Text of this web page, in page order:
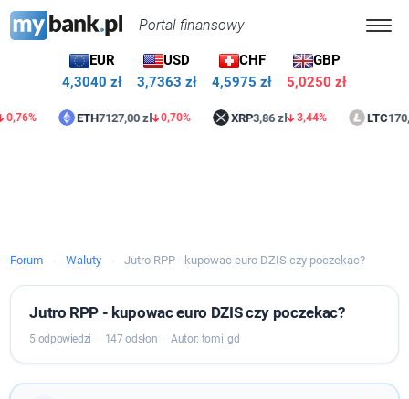
Portal finansowy
EUR
4,3040 zł
USD
3,7363 zł
CHF
4,5975 zł
GBP
5,0250 zł
ETH7127,00 zł 0,70% XRP3,86 zł 3,44% LTC170,04
Forum Waluty Jutro RPP - kupowac euro DZIS czy poczekac?
Jutro RPP - kupowac euro DZIS czy poczekac?
5 odpowiedzi · 147 odsłon · Autor: tomi_gd